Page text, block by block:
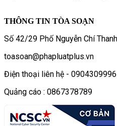
THÔNG TIN TÒA SOẠN
Số 42/29 Phố Nguyễn Chí
toasoan@phapluatplus.vn
Điện thoại liên hệ - 0904309996
Quảng cáo : 0867378789